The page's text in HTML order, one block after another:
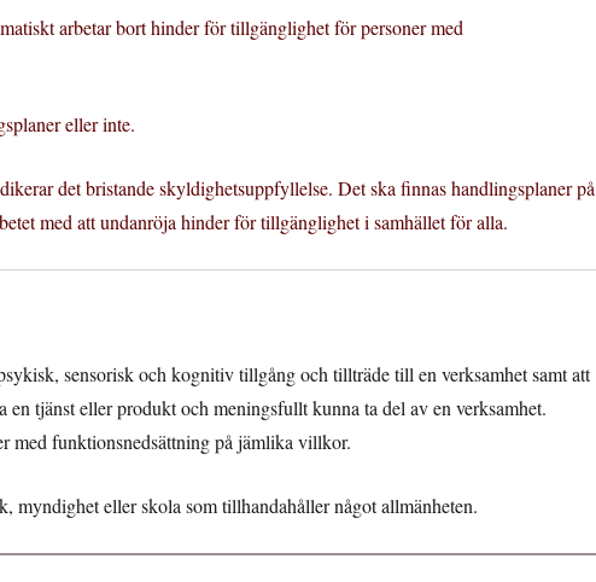
arbetar bort hinder för tillgänglighet för personer med
eller inte.
det bristande skyldighetsuppfyllelse. Det ska finnas handlingsplaner på
med att undanröja hinder för tillgänglighet i samhället för alla.
sensorisk och kognitiv tillgång och tillträde till en verksamhet samt att
en tjänst eller produkt och meningsfullt kunna ta del av en verksamhet.
med funktionsnedsättning på jämlika villkor.
myndighet eller skola som tillhandahåller något allmänheten.